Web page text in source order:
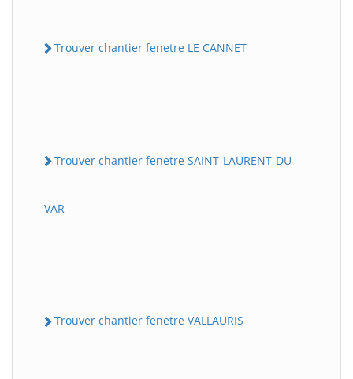
Trouver chantier fenetre LE CANNET
Trouver chantier fenetre SAINT-LAURENT-DU-
VAR
Trouver chantier fenetre VALLAURIS